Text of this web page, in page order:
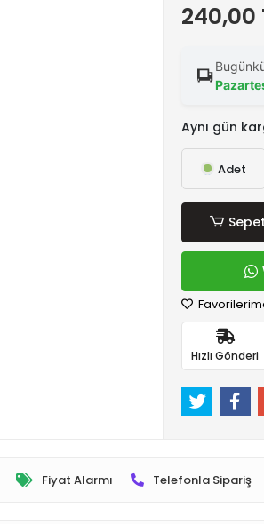
240,00
Aynı gün
Adet
Hızlı Gönderi
Fiyat Alarmı Telefonla Sipariş